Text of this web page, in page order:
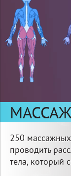
250
проводить
тела, который